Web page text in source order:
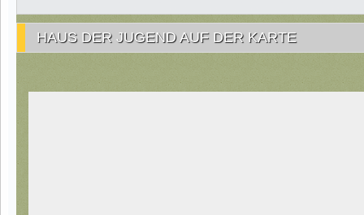
HAUS DER JUGEND AUF DER KARTE